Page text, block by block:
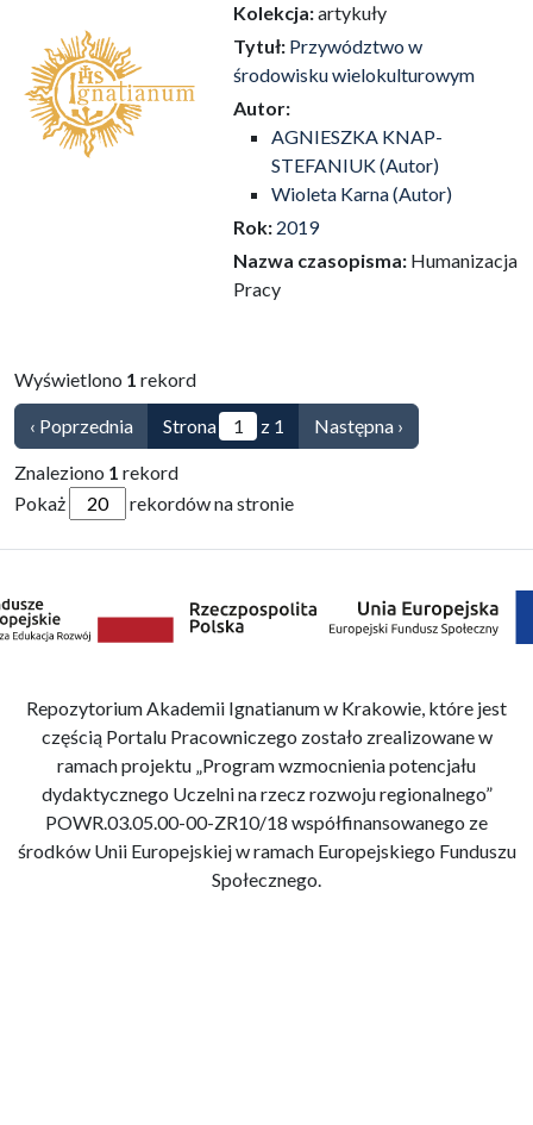
Kolekcja:artykuły
Tytuł: Przywództwo w
środowisku wielokulturowym
Autor:
AGNIESZKA KNAP-
STEFANIUK (Autor)
Wioleta Karna (Autor)
Rok: 2019
Nazwa czasopisma: Humanizacja
Pracy
Wyświetlono 1 rekord
‹ Poprzednia Strona z 1 Następna ›
Znaleziono 1 rekord
Pokaż
rekordów na stronie
Repozytorium Akademii Ignatianum w Krakowie, które jest
częścią Portalu Pracowniczego zostało zrealizowane w
ramach projektu „Program wzmocnienia potencjału
dydaktycznego Uczelni na rzecz rozwoju regionalnego”
POWR.03.05.00-00-ZR10/18 współfinansowanego ze
środków Unii Europejskiej w ramach Europejskiego Funduszu
Społecznego.